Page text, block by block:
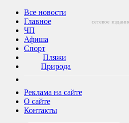
Все новости
Главное
ЧП
Афиша
Спорт
Пляжи
Природа
Реклама на сайте
О сайте
Контакты
сетевое